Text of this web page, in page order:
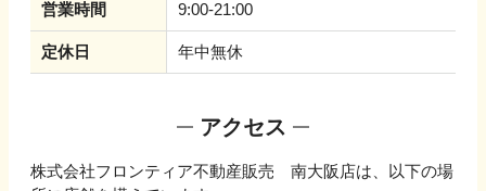
営業時間 9:00-21:00
定休日 年中無休
アクセス
株式会社フロンティア不動産販売 南大阪店は、以下の場